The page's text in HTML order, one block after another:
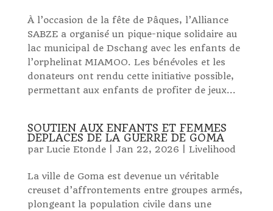
À l’occasion de la fête de Pâques, l’Alliance
SABZE a organisé un pique-nique solidaire au
lac municipal de Dschang avec les enfants de
l’orphelinat MIAMOO. Les bénévoles et les
donateurs ont rendu cette initiative possible,
permettant aux enfants de profiter de jeux...
SOUTIEN AUX ENFANTS ET FEMMES
DEPLACES DE LA GUERRE DE GOMA
par Lucie Etonde| Jan 22, 2026 Livelihood
La ville de Goma est devenue un véritable
creuset d’affrontements entre groupes armés,
plongeant la population civile dans une